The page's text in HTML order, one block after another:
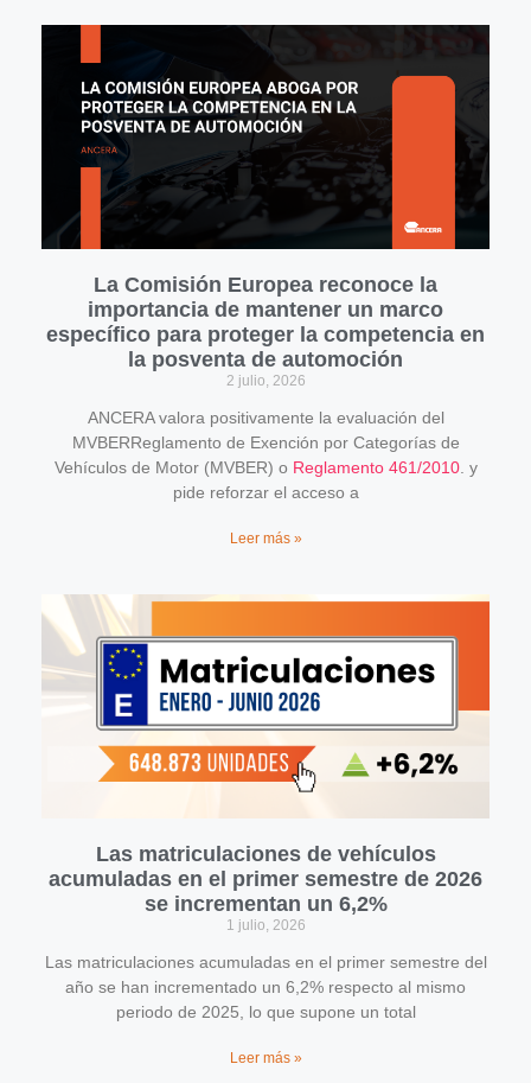
La Comisión Europea reconoce la
importancia de mantener un marco
específico para proteger la competencia en
la posventa de automoción
2 julio, 2026
ANCERA valora positivamente la evaluación del
MVBERReglamento de Exención por Categorías de
Vehículos de Motor (MVBER) o Reglamento 461/2010. y
pide reforzar el acceso a
Leer más »
Las matriculaciones de vehículos
acumuladas en el primer semestre de 2026
se incrementan un 6,2%
1 julio, 2026
Las matriculaciones acumuladas en el primer semestre del
año se han incrementado un 6,2% respecto al mismo
periodo de 2025, lo que supone un total
Leer más »